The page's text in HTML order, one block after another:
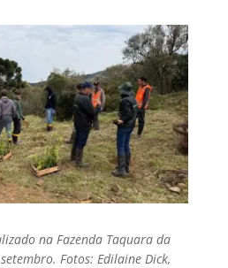
na Fazenda Taquara da
Fotos: Edilaine Dick,